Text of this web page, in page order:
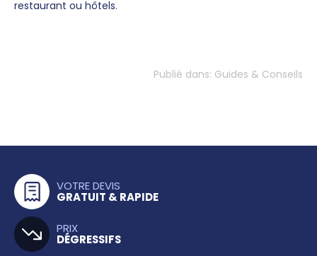
restaurant ou hôtels.
Publié dans: Guides & Conseils
VOTRE DEVIS
GRATUIT & RAPIDE
PRIX
DÉGRESSIFS